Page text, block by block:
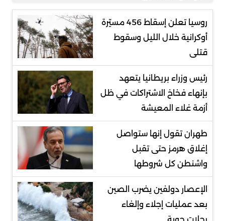
روسيا تعلن إسقاط 456 مسيّرة
أوكرانية خلال الليل وسقوط
قتلى
رئيس وزراء بريطانيا يتعهد
بإنهاء فخاخ الاشتراكات في ظل
أزمة غلاء المعيشة
طهران تقول إنها ستواصل
إغلاق هرمز حتى تقبل
واشنطن كل شروطها
الإعصار دولفين يضرب الصين
بعد عمليات إجلاء وإلغاء